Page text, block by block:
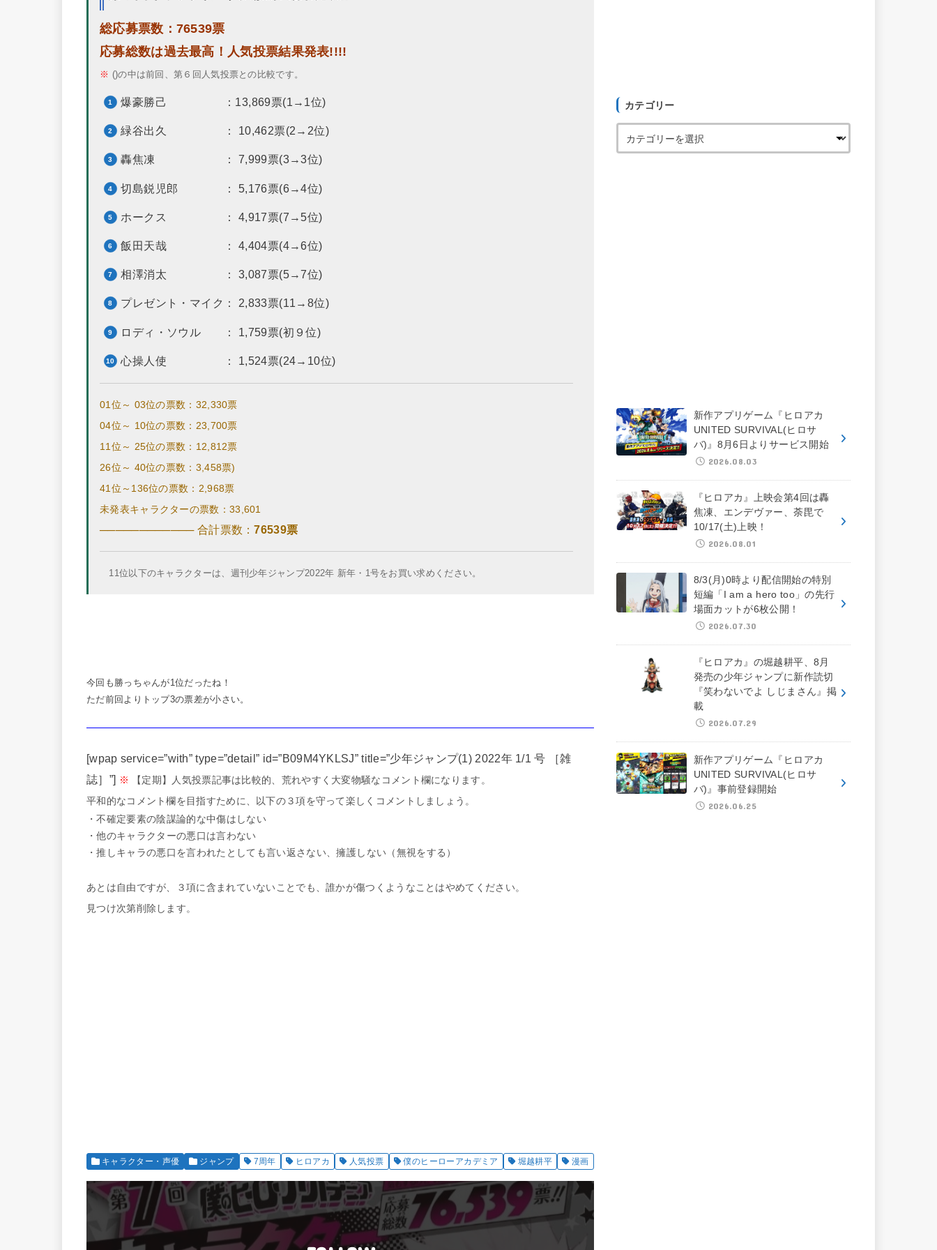
総応募票数：76539票
応募総数は過去最高！人気投票結果発表!!!!
※ ()の中は前回、第６回人気投票との比較です。
爆豪勝己 ：13,869票(‭1→1位)
緑谷出久 ： 10,462票(‭2→2位)
轟焦凍 ： 7,999票(‭3→3位)
切島鋭児郎 ： 5,176票(‭6→4位)
ホークス ： 4,917票(‭7→5位)
飯田天哉 ： 4,404票(4→6位)
相澤消太 ： 3,087票(‭5→7位)
プレゼント・マイク： 2,833票(11→8位)
ロディ・ソウル ： 1,759票(初９位)
心操人使 ： 1,524票(24→10位)
01位～ 03位の票数：32,330票‬
04位～ 10位の票数：‭23,700票
11位～ 25位の票数：‭12,812票
26位～ 40位の票数：‭3,458票)
41位～136位の票数：2,968票
未発表キャラクターの票数：33,601
──────────── 合計票数：‭‭76539票
11位以下のキャラクターは、週刊少年ジャンプ2022年 新年・1号をお買い求めください。
今回も勝っちゃんが1位だったね！
ただ前回よりトップ3の票差が小さい。
[wpap service=”with” type=”detail” id=”B09M4YKLSJ” title=”少年ジャンプ(1) 2022年 1/1 号 ［雑
誌］”] ※
【定期】人気投票記事は比較的、荒れやすく大変物騒なコメント欄になります。
平和的なコメント欄を目指すために、以下の３項を守って楽しくコメントしましょう。
・不確定要素の陰謀論的な中傷はしない
・他のキャラクターの悪口は言わない
・推しキャラの悪口を言われたとしても言い返さない、擁護しない（無視をする）
あとは自由ですが、３項に含まれていないことでも、誰かが傷つくようなことはやめてください。
見つけ次第削除します。
キャラクター・声優 ジャンプ 7周年 ヒロアカ 人気投票 僕のヒーローアカデミア 堀越耕平 漫画
カテゴリー
新作アプリゲーム『ヒロアカ
UNITED SURVIVAL(ヒロサ
バ)』8月6日よりサービス開始
2026.08.03
『ヒロアカ』上映会第4回は轟
焦凍、エンデヴァー、荼毘で
10/17(土)上映！
2026.08.01
8/3(月)0時より配信開始の特別
短編「I am a hero too」の先行
場面カットが6枚公開！
2026.07.30
『ヒロアカ』の堀越耕平、8月
発売の少年ジャンプに新作読切
『笑わないでよ しじまさん』掲
載
2026.07.29
新作アプリゲーム『ヒロアカ
UNITED SURVIVAL(ヒロサ
バ)』事前登録開始
2026.06.25